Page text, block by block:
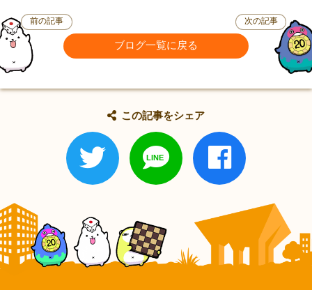
前の記事
ブログ一覧に戻る
次の記事
この記事をシェア